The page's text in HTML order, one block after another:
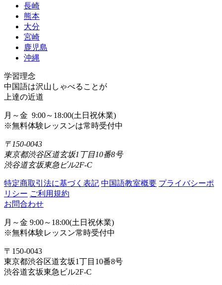
長崎
熊本
大分
宮崎
鹿児島
沖縄
学習理念
中国語は沢山しゃべることが
上達の近道
月～金 9:00～18:00(土日祝休業)
※無料体験レッスンは常時受付中
〒150-0043
東京都渋谷区道玄坂1丁目10番8号
渋谷道玄坂東急ビル2F-C
特定商取引法に基づく表記 中国語教室概要 プライバシーポ
リシー ご利用規約
お問合わせ
月～金 9:00～18:00(土日祝休業)
※無料体験レッスン常時受付中
〒150-0043
東京都渋谷区道玄坂1丁目10番8号
渋谷道玄坂東急ビル2F-C